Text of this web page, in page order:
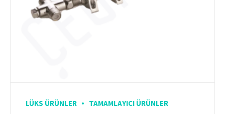
LÜKS ÜRÜNLER TAMAMLAYICI ÜRÜNLER